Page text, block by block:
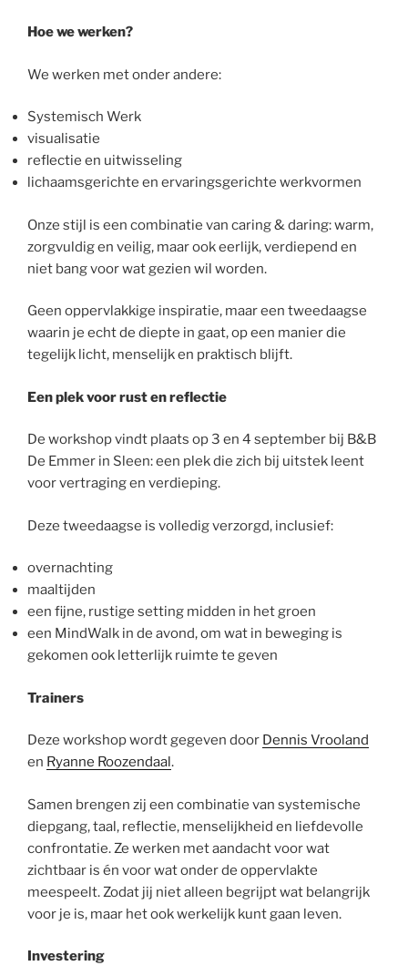
Hoe we werken?
We werken met onder andere:
Systemisch Werk
visualisatie
reflectie en uitwisseling
lichaamsgerichte en ervaringsgerichte werkvormen
Onze stijl is een combinatie van caring & daring: warm,
zorgvuldig en veilig, maar ook eerlijk, verdiepend en
niet bang voor wat gezien wil worden.
Geen oppervlakkige inspiratie, maar een tweedaagse
waarin je echt de diepte in gaat, op een manier die
tegelijk licht, menselijk en praktisch blijft.
Een plek voor rust en reflectie
De workshop vindt plaats op 3 en 4 september bij B&B
De Emmer in Sleen: een plek die zich bij uitstek leent
voor vertraging en verdieping.
Deze tweedaagse is volledig verzorgd, inclusief:
overnachting
maaltijden
een fijne, rustige setting midden in het groen
een MindWalk in de avond, om wat in beweging is
gekomen ook letterlijk ruimte te geven
Trainers
Deze workshop wordt gegeven door Dennis Vrooland
en Ryanne Roozendaal.
Samen brengen zij een combinatie van systemische
diepgang, taal, reflectie, menselijkheid en liefdevolle
confrontatie. Ze werken met aandacht voor wat
zichtbaar is én voor wat onder de oppervlakte
meespeelt. Zodat jij niet alleen begrijpt wat belangrijk
voor je is, maar het ook werkelijk kunt gaan leven.
Investering